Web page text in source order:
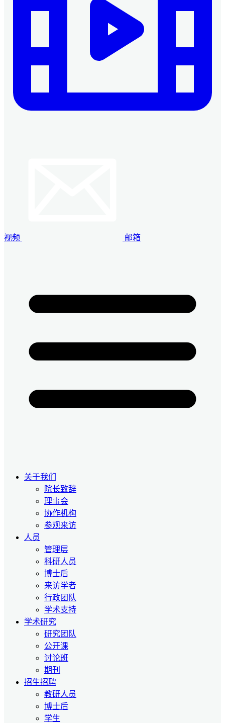
视频 邮箱
关于我们
院长致辞
理事会
协作机构
参观来访
人员
管理层
科研人员
博士后
来访学者
行政团队
学术支持
学术研究
研究团队
公开课
讨论班
期刊
招生招聘
教研人员
博士后
学生